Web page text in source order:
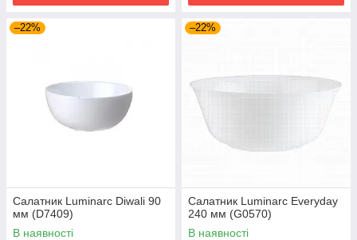
–22%
Салатник Luminarc Diwali 90
мм (D7409)
В наявності
–22%
Салатник Luminarc Everyday
240 мм (G0570)
В наявності